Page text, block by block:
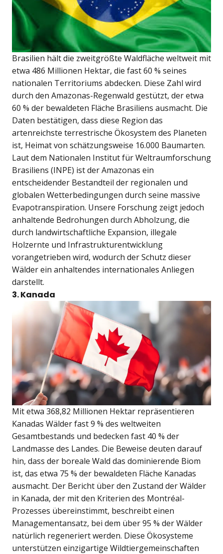
Brasilien hält die zweitgrößte Waldfläche weltweit mit
etwa 486 Millionen Hektar, die fast 60 % seines
nationalen Territoriums abdecken. Diese Zahl wird
durch den Amazonas-Regenwald gestützt, der etwa
60 % der bewaldeten Fläche Brasiliens ausmacht. Die
Daten bestätigen, dass diese Region das
artenreichste terrestrische Ökosystem des Planeten
ist, Heimat von schätzungsweise 16.000 Baumarten.
Laut dem Nationalen Institut für Weltraumforschung
Brasiliens (INPE) ist der Amazonas ein
entscheidender Bestandteil der regionalen und
globalen Wetterbedingungen durch seine massive
Evapotranspiration. Unsere Forschung zeigt jedoch
anhaltende Bedrohungen durch Abholzung, die
durch landwirtschaftliche Expansion, illegale
Holzernte und Infrastrukturentwicklung
vorangetrieben wird, wodurch der Schutz dieser
Wälder ein anhaltendes internationales Anliegen
darstellt.
3. Kanada
Mit etwa 368,82 Millionen Hektar repräsentieren
Kanadas Wälder fast 9 % des weltweiten
Gesamtbestands und bedecken fast 40 % der
Landmasse des Landes. Die Beweise deuten darauf
hin, dass der boreale Wald das dominierende Biom
ist, das etwa 75 % der bewaldeten Fläche Kanadas
ausmacht. Der Bericht über den Zustand der Wälder
in Kanada, der mit den Kriterien des Montréal-
Prozesses übereinstimmt, beschreibt einen
Managementansatz, bei dem über 95 % der Wälder
natürlich regeneriert werden. Diese Ökosysteme
unterstützen einzigartige Wildtiergemeinschaften